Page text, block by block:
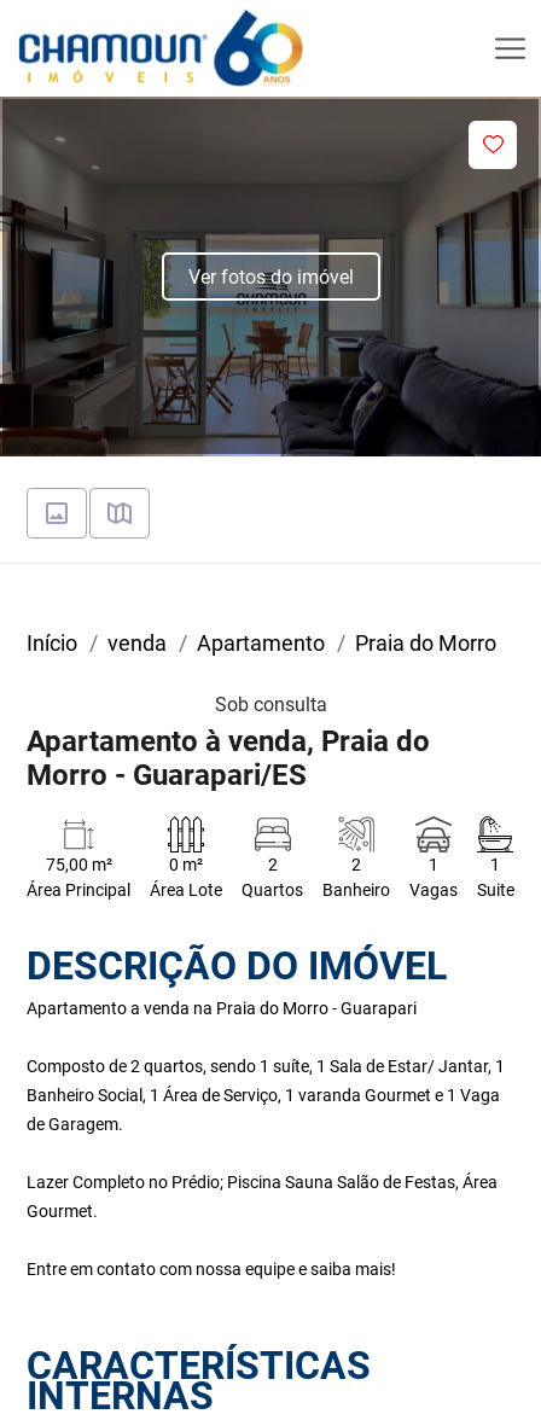
Ver fotos do imóvel
Início venda Apartamento Praia do Morro
Sob consulta
Apartamento à venda, Praia do
Morro - Guarapari/ES
75,00 m²
Área Principal
0 m²
Área Lote
2
Quartos
2
Banheiro
1
Vagas
1
Suite
DESCRIÇÃO DO IMÓVEL
Apartamento a venda na Praia do Morro - Guarapari
Composto de 2 quartos, sendo 1 suíte, 1 Sala de Estar/ Jantar, 1
Banheiro Social, 1 Área de Serviço, 1 varanda Gourmet e 1 Vaga
de Garagem.
Lazer Completo no Prédio; Piscina Sauna Salão de Festas, Área
Gourmet.
Entre em contato com nossa equipe e saiba mais!
CARACTERÍSTICAS
INTERNAS